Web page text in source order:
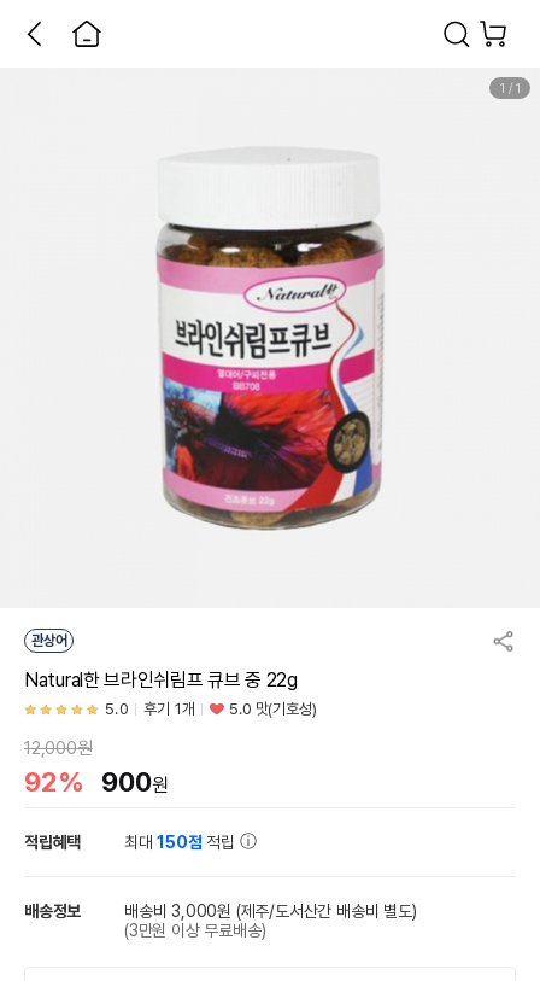
1 / 1
관상어
Natural한 브라인쉬림프 큐브 중 22g
5.0 후기 1개 5.0 맛(기호성)
12,000원
92% 900원
적립혜택 최대150점 적립
배송정보 배송비 3,000원 (제주/도서산간 배송비 별도)
(3만원 이상 무료배송)